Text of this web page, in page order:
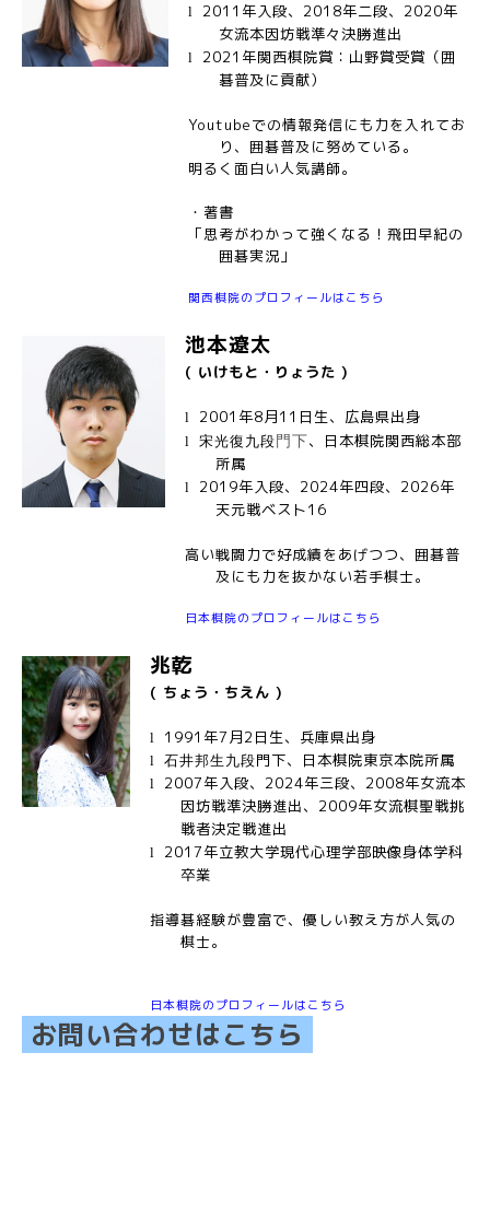
l 2011年入段、 2018年二段、 2020年
女流本因坊戦準々決勝進出
l
2021年関西棋院賞：山野賞受賞（囲
碁普及に貢献）
Youtubeでの情報発信にも力を入れてお
り、囲碁普及に努めている。
明るく面白い人気講師。
・著書
「思考がわかって強くなる！飛田早紀の
囲碁実況」
関西棋院のプロフィールはこちら
池本遼太
( いけもと・りょうた )
l 2001 年8月11日生、広島県出身
l 宋光復九段 門下、日本棋院関西総本部
所属
l
2019年入段、2024年四段、2026年
天元戦ベスト16
高い戦闘力で好成績をあげつつ、囲碁普
及にも力を抜かない若手棋士。
日本棋院のプロフィールはこちら
兆乾
( ちょう・ちえん )
l 1991 年7月2日生、兵庫県出身
l 石井邦生九段門下、日本棋院東京本院所属
l 2007年入段、2024年三段、 2008年女流本
因坊戦準決勝進出、2009年女流棋聖戦挑
戦者決定戦進出
l
2017年立教大学現代心理学部映像身体学科
卒業
指導碁経験が豊富で、優しい教え方が人気の
棋士。
日本棋院のプロフィールはこちら
お問い合わせはこちら